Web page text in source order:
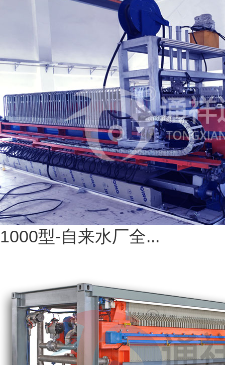
1000型-自来水厂全...